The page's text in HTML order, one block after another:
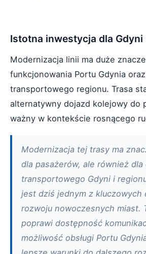
Istotna inwestycja dla
Modernizacja linii ma duże
funkcjonowania Portu Gdynia oraz
transportowego regionu. Trasa
alternatywny dojazd kolejowy do
ważny w kontekście rosnącego
Modernizacja tej trasy ma
dla pasażerów, ale również dla
transportowego Gdyni i
jest dziś jednym z kluczowych
rozwoju nowoczesnych miast.
poprawi dostępność
możliwość obsługi Portu